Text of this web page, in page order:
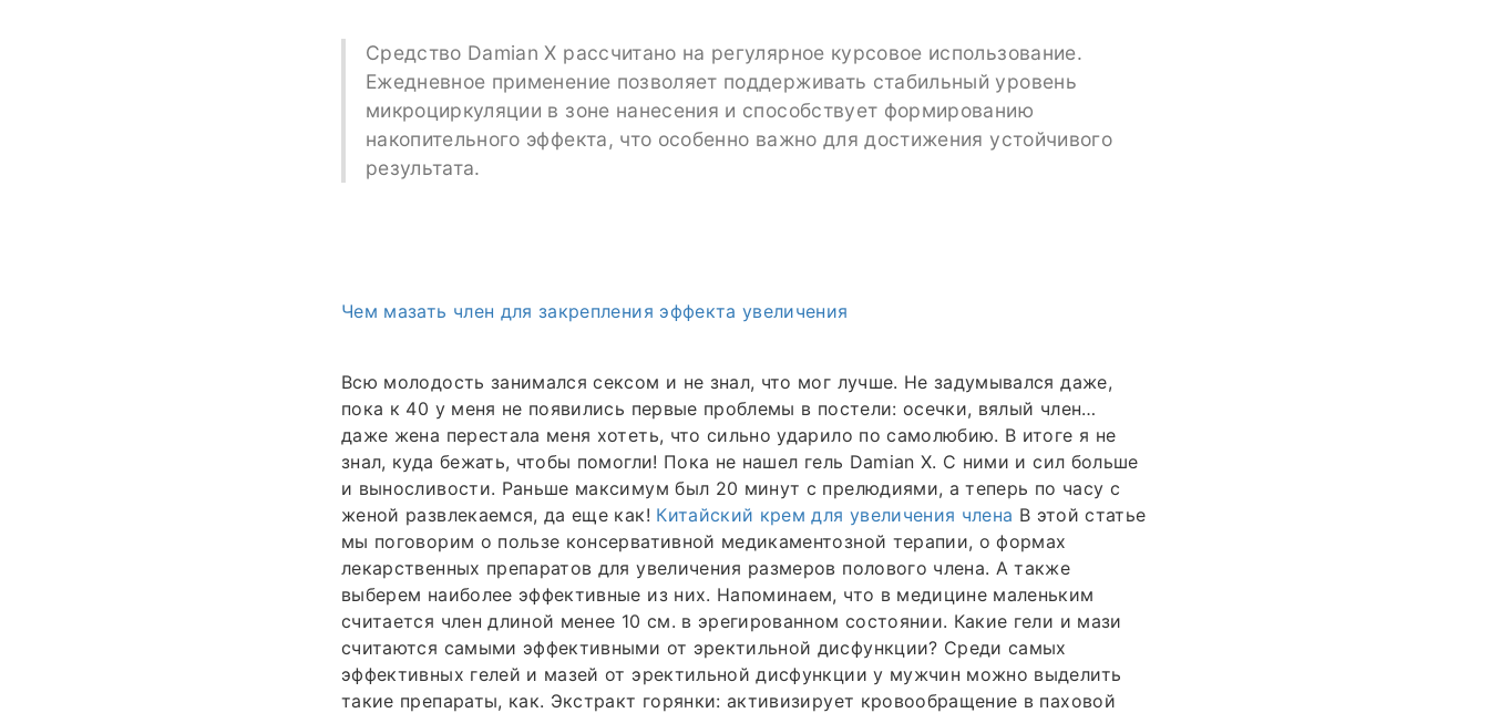
Средство Damian X рассчитано на регулярное курсовое использование.
Ежедневное применение позволяет поддерживать стабильный уровень
микроциркуляции в зоне нанесения и способствует формированию
накопительного эффекта, что особенно важно для достижения устойчивого
результата.
Чем мазать член для закрепления эффекта увеличения
Всю молодость занимался сексом и не знал, что мог лучше. Не задумывался даже,
пока к 40 у меня не появились первые проблемы в постели: осечки, вялый член…
даже жена перестала меня хотеть, что сильно ударило по самолюбию. В итоге я не
знал, куда бежать, чтобы помогли! Пока не нашел гель Damian X. С ними и сил больше
и выносливости. Раньше максимум был 20 минут с прелюдиями, а теперь по часу с
женой развлекаемся, да еще как! Китайский крем для увеличения члена В этой статье
мы поговорим о пользе консервативной медикаментозной терапии, о формах
лекарственных препаратов для увеличения размеров полового члена. А также
выберем наиболее эффективные из них. Напоминаем, что в медицине маленьким
считается член длиной менее 10 см. в эрегированном состоянии. Какие гели и мази
считаются самыми эффективными от эректильной дисфункции? Среди самых
эффективных гелей и мазей от эректильной дисфункции у мужчин можно выделить
такие препараты, как. Экстракт горянки: активизирует кровообращение в паховой